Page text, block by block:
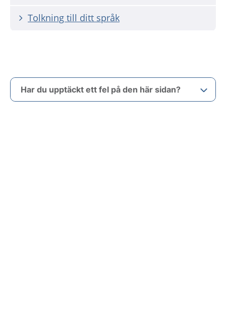
Tolkning till ditt språk
Har du upptäckt ett fel på den här sidan?